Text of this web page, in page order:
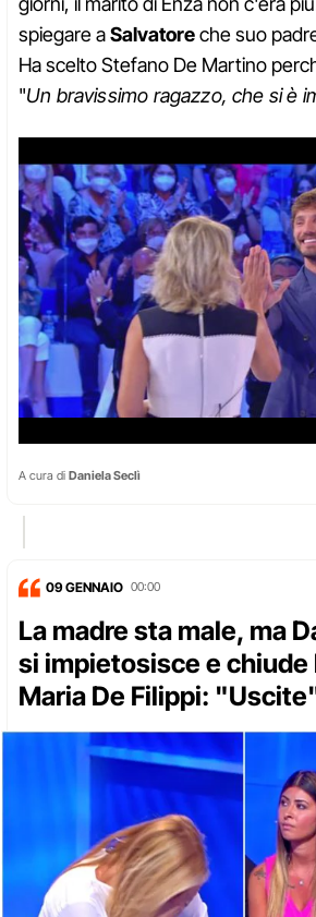
spiegare aSalvatoreche suo
Ha scelto Stefano De Martino
"Un bravissimo ragazzo, che si è
A cura di Daniela Seclì
09 GENNAIO 00:00
La madre sta male, ma
si impietosisce e chiude
Maria De Filippi: